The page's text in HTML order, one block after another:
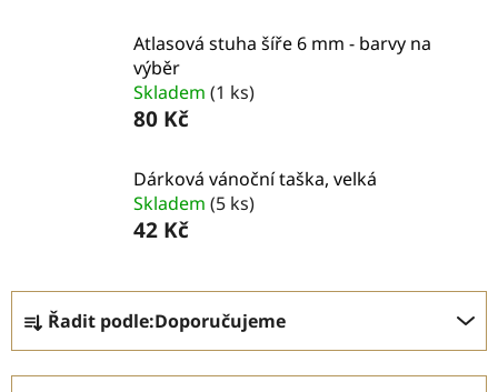
Atlasová stuha šíře 6 mm - barvy na
výběr
Skladem (1 ks)
80 Kč
Dárková vánoční taška, velká
Skladem (5 ks)
42 Kč
Ř
a
z
Řadit podle:Doporučujeme